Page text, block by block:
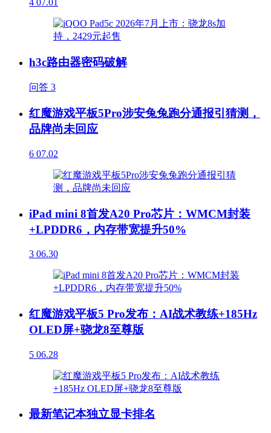
4 07.01
h3c路由器密码破解
问答 3
红魔游戏平板5Pro涉安兔兔跑分通报引猜测，
品牌尚未回应
6 07.02
iPad mini 8首发A20 Pro芯片：WMCM封装
+LPDDR6，内存带宽提升50%
3 06.30
红魔游戏平板5 Pro发布：AI战术教练+185Hz
OLED屏+骁龙8至尊版
5 06.28
最新笔记本独立显卡排名